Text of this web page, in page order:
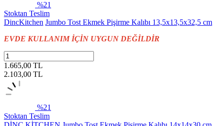
%21
Stoktan Teslim
DincKitchen Jumbo Tost Ekmek Pişirme Kalıbı 13,5x13,5x32,5 cm
EVDE KULLANIM İÇİN UYGUN DEĞİLDİR
1.665,00 TL
2.103,00 TL
%21
Stoktan Teslim